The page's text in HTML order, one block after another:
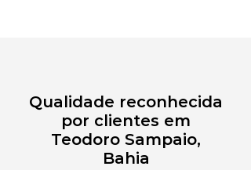
Qualidade reconhecida
por clientes em
Teodoro Sampaio,
Bahia